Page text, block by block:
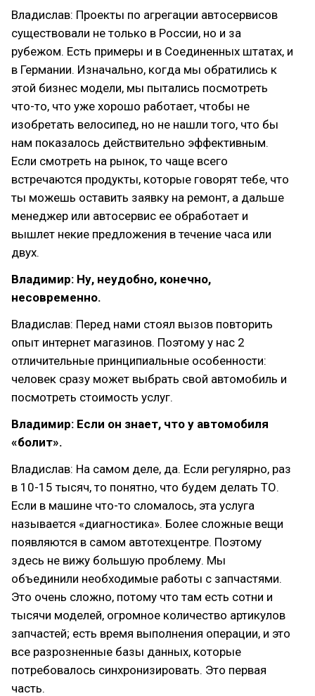
Владислав: Проекты по агрегации автосервисов
существовали не только в России, но и за
рубежом. Есть примеры и в Соединенных штатах, и
в Германии. Изначально, когда мы обратились к
этой бизнес модели, мы пытались посмотреть
что-то, что уже хорошо работает, чтобы не
изобретать велосипед, но не нашли того, что бы
нам показалось действительно эффективным.
Если смотреть на рынок, то чаще всего
встречаются продукты, которые говорят тебе, что
ты можешь оставить заявку на ремонт, а дальше
менеджер или автосервис ее обработает и
вышлет некие предложения в течение часа или
двух.
Владимир: Ну, неудобно, конечно,
несовременно.
Владислав: Перед нами стоял вызов повторить
опыт интернет магазинов. Поэтому у нас 2
отличительные принципиальные особенности:
человек сразу может выбрать свой автомобиль и
посмотреть стоимость услуг.
Владимир: Если он знает, что у автомобиля
«болит».
Владислав: На самом деле, да. Если регулярно, раз
в 10-15 тысяч, то понятно, что будем делать ТО.
Если в машине что-то сломалось, эта услуга
называется «диагностика». Более сложные вещи
появляются в самом автотехцентре. Поэтому
здесь не вижу большую проблему. Мы
объединили необходимые работы с запчастями.
Это очень сложно, потому что там есть сотни и
тысячи моделей, огромное количество артикулов
запчастей; есть время выполнения операции, и это
все разрозненные базы данных, которые
потребовалось синхронизировать. Это первая
часть.